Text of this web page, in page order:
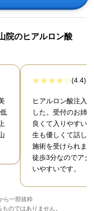
院のヒアルロン酸
(4.4)
ヒアルロン酸注入
した。受付のお姉
良くて入りやすい
生も優しくて話し
施術を受けられま
徒歩3分なのでアク
いやすいです。
ら一部抜粋
のではありません。